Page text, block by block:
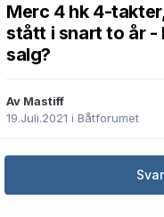
Merc 4 hk 4-
stått i snart to år -
salg?
Av Mastiff
19.Juli.2021 i Båtforumet